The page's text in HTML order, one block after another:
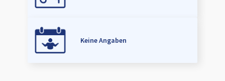
Keine Angaben